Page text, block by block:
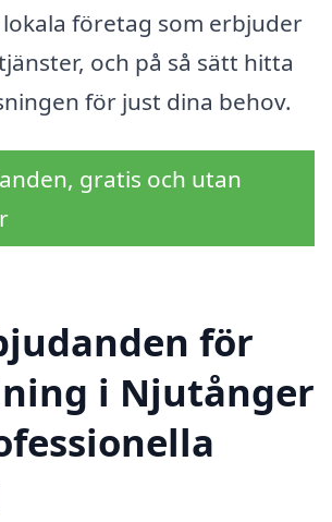
företag som erbjuder
och på så sätt hitta
för just dina behov.
gratis och utan
för
i Njutånger